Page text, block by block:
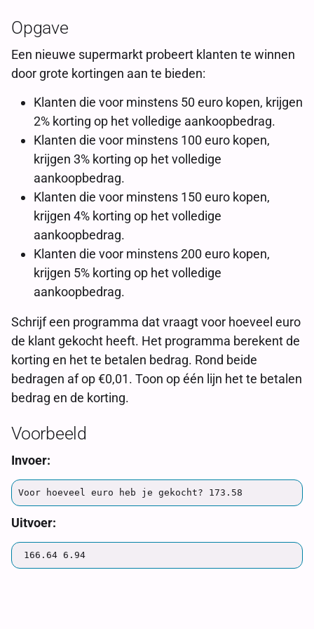
Opgave
Een nieuwe supermarkt probeert klanten te winnen
door grote kortingen aan te bieden:
Klanten die voor minstens 50 euro kopen, krijgen
2% korting op het volledige aankoopbedrag.
Klanten die voor minstens 100 euro kopen,
krijgen 3% korting op het volledige
aankoopbedrag.
Klanten die voor minstens 150 euro kopen,
krijgen 4% korting op het volledige
aankoopbedrag.
Klanten die voor minstens 200 euro kopen,
krijgen 5% korting op het volledige
aankoopbedrag.
Schrijf een programma dat vraagt voor hoeveel euro
de klant gekocht heeft. Het programma berekent de
korting en het te betalen bedrag. Rond beide
bedragen af op €0,01. Toon op één lijn het te betalen
bedrag en de korting.
Voorbeeld
Invoer:
Uitvoer: